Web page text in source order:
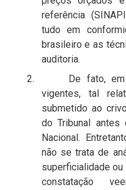
referência
tudo em
brasileiro e as
auditoria.
2. De fato, em
vigentes, tal
submetido ao
do Tribunal antes
Nacional.
não se trata de
superficialidade
constatação